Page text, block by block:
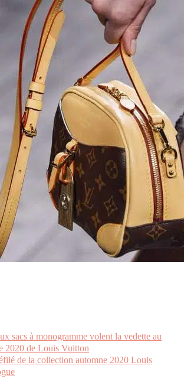
sacs à monogramme volent la vedette au
2020 de Louis Vuitton
de la collection automne 2020 Louis